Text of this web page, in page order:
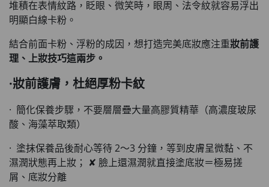
堆積在表情紋路，眨眼、微笑時，眼周、法令紋就容易浮出
明顯白線卡粉。
結合前面卡粉、浮粉的成因，想打造完美底妝應注重妝前護
理、上妝技巧這兩步。
·妝前護膚，杜絕厚粉卡紋
· 簡化保養步驟，不要層層疊大量高膠質精華（高濃度玻尿
酸、海藻萃取類）
· 塗抹保養品後耐心等待 2～3 分鐘，等到皮膚呈微黏、不
濕潤狀態再上妝； ✘ 臉上還濕潤就直接塗底妝＝極易搓
屑、底妝分離